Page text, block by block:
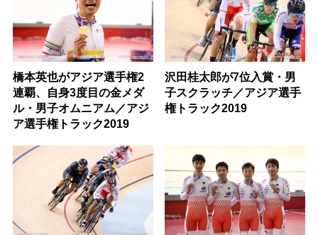
橋本英也がアジア選手権2
連覇、自身3度目の金メダ
ル・男子オムニアム／アジ
ア選手権トラック2019
沢田桂太郎が7位入賞・男
子スクラッチ／アジア選手
権トラック2019